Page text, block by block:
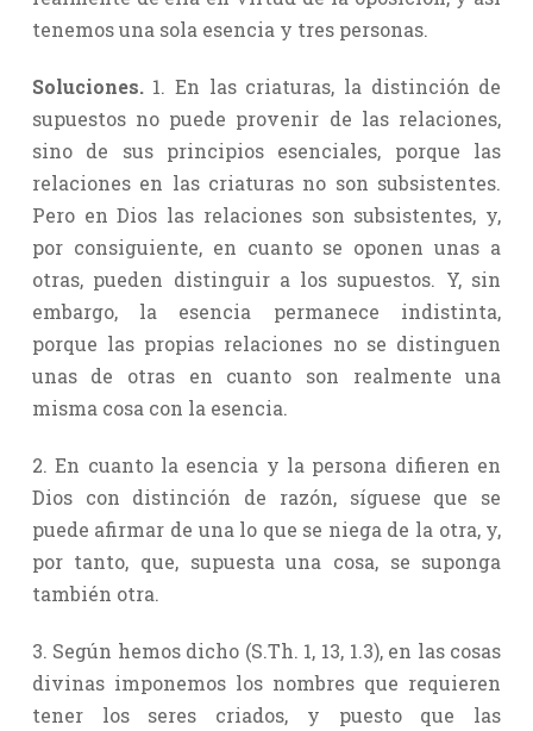
tenemos una sola esencia y tres personas.
Soluciones.1. En las criaturas, la distinción de
supuestos no puede provenir de las relaciones,
sino de sus principios esenciales, porque las
relaciones en las criaturas no son subsistentes.
Pero en Dios las relaciones son subsistentes, y,
por consiguiente, en cuanto se oponen unas a
otras, pueden distinguir a los supuestos. Y, sin
embargo, la esencia permanece indistinta,
porque las propias relaciones no se distinguen
unas de otras en cuanto son realmente una
misma cosa con la esencia.
2. En cuanto la esencia y la persona difieren en
Dios con distinción de razón, síguese que se
puede afirmar de una lo que se niega de la otra, y,
por tanto, que, supuesta una cosa, se suponga
también otra.
3. Según hemos dicho (S.Th. 1, 13, 1.3), en las cosas
divinas imponemos los nombres que requieren
tener los seres criados, y puesto que las